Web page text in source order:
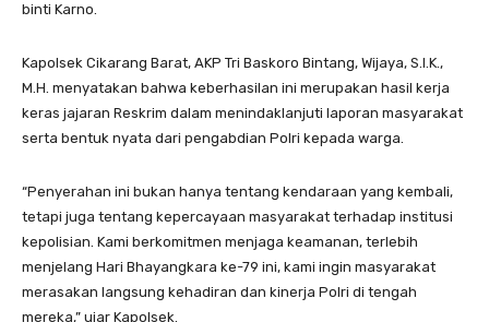
binti Karno.
Kapolsek Cikarang Barat, AKP Tri Baskoro Bintang, Wijaya, S.I.K.,
M.H. menyatakan bahwa keberhasilan ini merupakan hasil kerja
keras jajaran Reskrim dalam menindaklanjuti laporan masyarakat
serta bentuk nyata dari pengabdian Polri kepada warga.
“Penyerahan ini bukan hanya tentang kendaraan yang kembali,
tetapi juga tentang kepercayaan masyarakat terhadap institusi
kepolisian. Kami berkomitmen menjaga keamanan, terlebih
menjelang Hari Bhayangkara ke-79 ini, kami ingin masyarakat
merasakan langsung kehadiran dan kinerja Polri di tengah
mereka,” ujar Kapolsek.